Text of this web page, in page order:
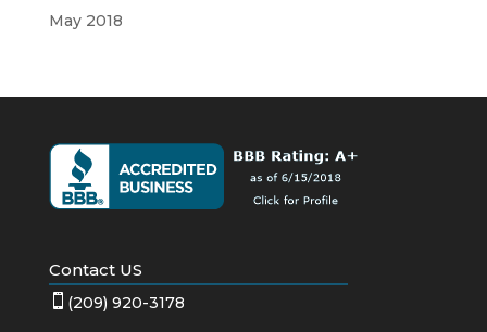
May 2018
Contact US
 (209) 920-3178